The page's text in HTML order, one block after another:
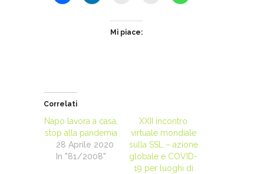
Mi piace:
Correlati
Napo lavora a casa,
stop alla pandemia
28 Aprile 2020
In "81/2008"
XXII incontro
virtuale mondiale
sulla SSL – azione
globale e COVID-
19 per luoghi di